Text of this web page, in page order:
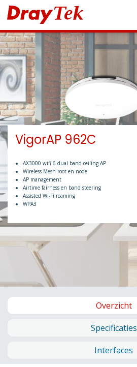
VigorAP 962C
AX3000 wifi 6 dual band ceiling AP
Wireless Mesh root en node
AP management
Airtime fairness en band steering
Assisted Wi-Fi roaming
WPA3
Overzicht
Specificaties
Interfaces